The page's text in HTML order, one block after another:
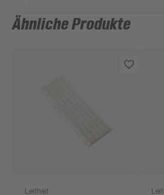
Ähnliche Produkte
Leifheit